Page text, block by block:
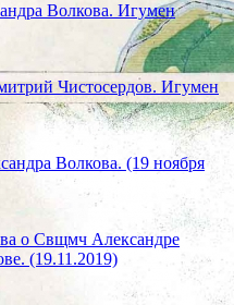
Волкова. Игумен
Чистосердов. Игумен
Волкова. (19 ноября
о Свщмч Александре
(19.11.2019)